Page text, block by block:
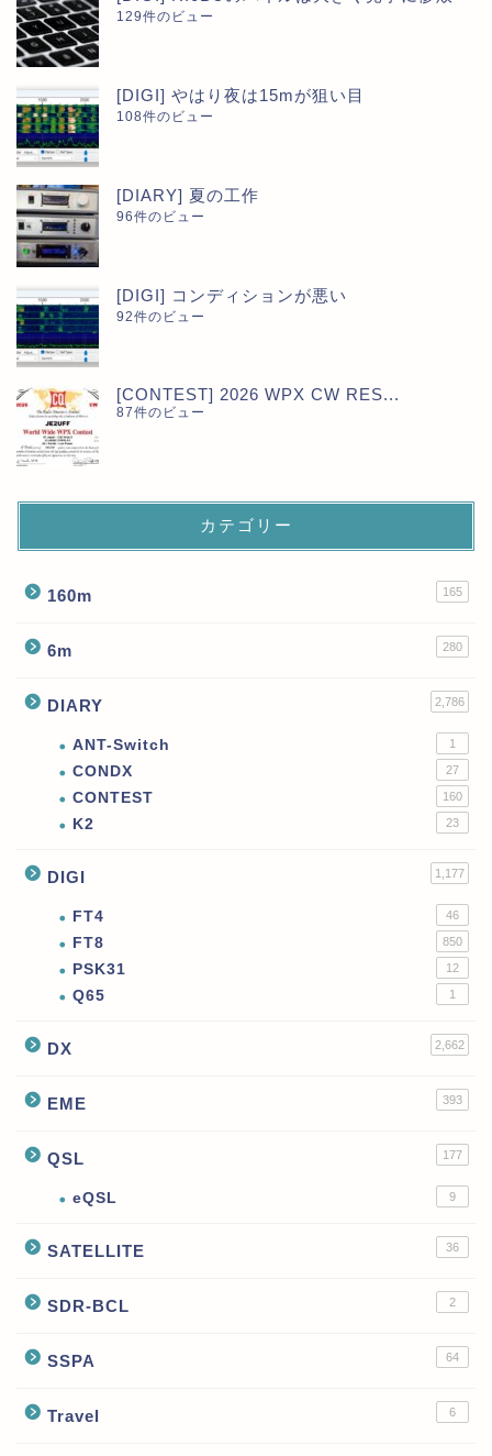
129件のビュー
[DIGI] やはり夜は15mが狙い目
108件のビュー
[DIARY] 夏の工作
96件のビュー
[DIGI] コンディションが悪い
92件のビュー
[CONTEST] 2026 WPX CW RES...
87件のビュー
カテゴリー
160m 165
6m 280
DIARY 2,786
ANT-Switch 1
CONDX 27
CONTEST 160
K2 23
DIGI 1,177
FT4 46
FT8 850
PSK31 12
Q65 1
DX 2,662
EME 393
QSL 177
eQSL 9
SATELLITE 36
SDR-BCL 2
SSPA 64
Travel 6